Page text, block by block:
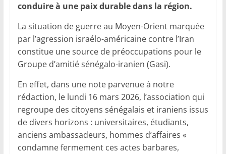
conduire à une paix durable dans la région.
La situation de guerre au Moyen-Orient marquée
par l’agression israélo-américaine contre l’Iran
constitue une source de préoccupations pour le
Groupe d’amitié sénégalo-iranien (Gasi).
En effet, dans une note parvenue à notre
rédaction, le lundi 16 mars 2026, l’association qui
regroupe des citoyens sénégalais et iraniens issus
de divers horizons : universitaires, étudiants,
anciens ambassadeurs, hommes d’affaires «
condamne fermement ces actes barbares,